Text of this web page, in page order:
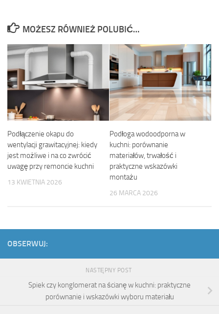
MOŻESZ RÓWNIEŻ POLUBIĆ…
Podłączenie okapu do
wentylacji grawitacyjnej: kiedy
jest możliwe i na co zwrócić
uwagę przy remoncie kuchni
13 KWIETNIA 2026
Podłoga wodoodporna w
kuchni: porównanie
materiałów, trwałość i
praktyczne wskazówki
montażu
26 MARCA 2026
OBSERWUJ:
NASTĘPNY POST
Spiek czy konglomerat na ścianę w kuchni: praktyczne
porównanie i wskazówki wyboru materiału